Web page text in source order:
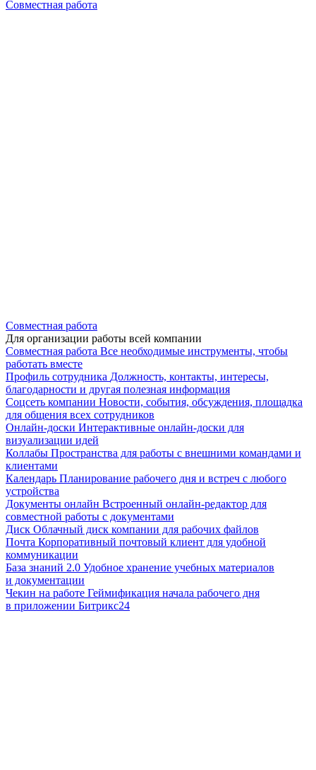
Совместная работа
Совместная работа
Для организации работы всей компании
Совместная работа Все необходимые инструменты, чтобы
работать вместе
Профиль сотрудника Должность, контакты, интересы,
благодарности и другая полезная информация
Соцсеть компании Новости, события, обсуждения, площадка
для общения всех сотрудников
Онлайн-доски Интерактивные онлайн-доски для
визуализации идей
Коллабы Пространства для работы с внешними командами и
клиентами
Календарь Планирование рабочего дня и встреч с любого
устройства
Документы онлайн Встроенный онлайн-редактор для
совместной работы с документами
Диск Облачный диск компании для рабочих файлов
Почта Корпоративный почтовый клиент для удобной
коммуникации
База знаний 2.0 Удобное хранение учебных материалов
и документации
Чекин на работе Геймификация начала рабочего дня
в приложении Битрикс24